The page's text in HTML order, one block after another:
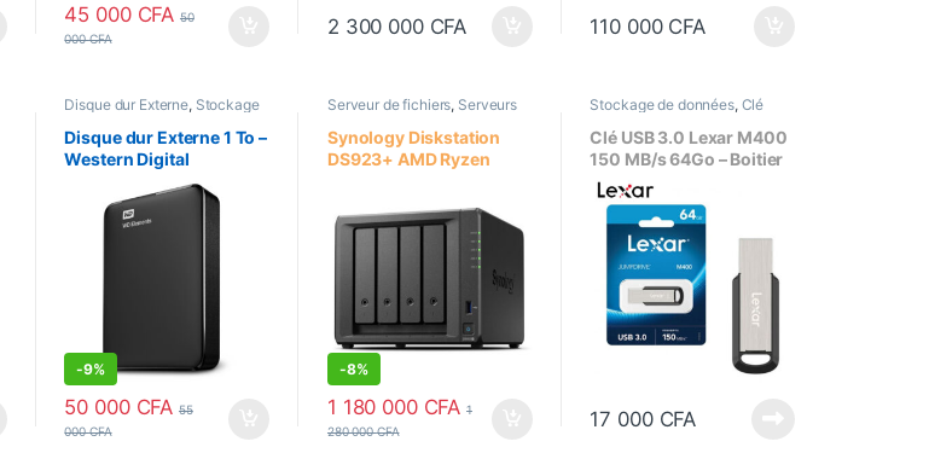
45 000 CFA 50
000CFA
2 300 000 CFA 110 000 CFA
Disque dur Externe, Stockage
Disque dur Externe 1 To –
Western Digital
-9%
50 000 CFA 55
000CFA
Serveur de fichiers, Serveurs
données,Sur Commande
Synology Diskstation
DS923+ AMD Ryzen
(NVMe) + HDD SEAGATE
2TB x 4
-8%
1 180 000 CFA 1
280 000CFA
Stockage de données, Clé
Clé USB 3.0 Lexar M400
150 MB/s 64Go – Boitier
Metallique
17 000 CFA